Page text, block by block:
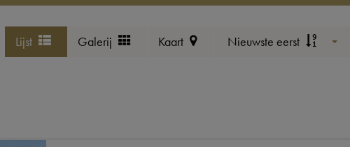
Galerij
Lijst Kaart Nieuwste eerst